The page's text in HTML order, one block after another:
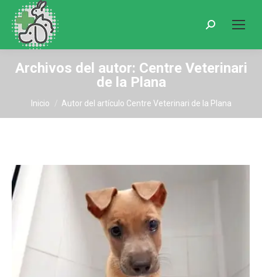
Buscar:
Archivos del autor: Centre Veterinari
de la Plana
Inicio Autor del artículo Centre Veterinari de la Plana